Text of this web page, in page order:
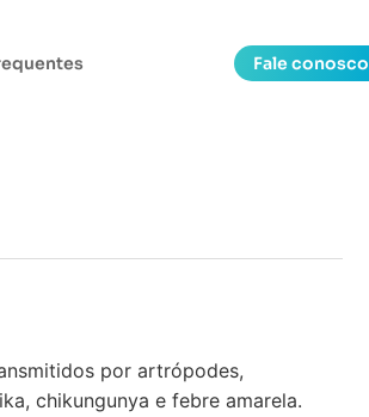
Fale conosco
por artrópodes,
chikungunya e febre amarela.